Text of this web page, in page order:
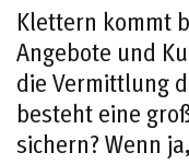
Klettern kommt
Angebote und
die Vermittlung
besteht eine
sichern? Wenn